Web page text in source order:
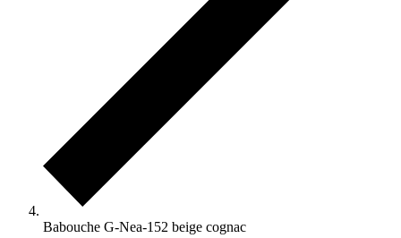
Babouche G-Nea-152 beige cognac